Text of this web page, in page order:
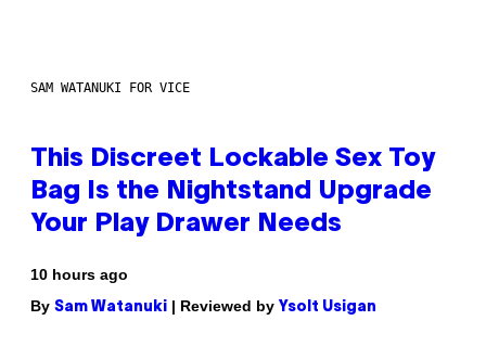
SAM WATANUKI FOR VICE
This Discreet Lockable Sex Toy
Bag Is the Nightstand Upgrade
Your Play Drawer Needs
10 hours ago
By Sam Watanuki | Reviewed by Ysolt Usigan